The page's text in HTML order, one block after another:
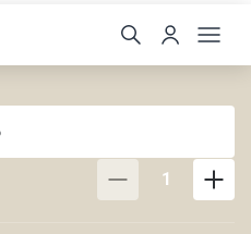
Plage &
1